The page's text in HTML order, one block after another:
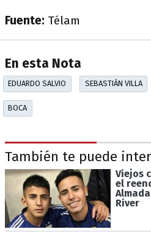
Fuente: Télam
En esta Nota
EDUARDO SALVIO SEBASTIÁN VILLA
BOCA
También te puede
Viejos
el
River